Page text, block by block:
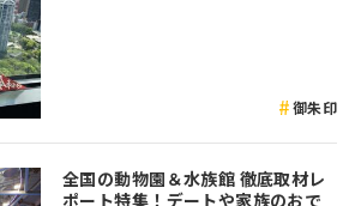
御朱印
全国の動物園＆水族館 徹底取材レ
ポート特集！デートや家族のおで